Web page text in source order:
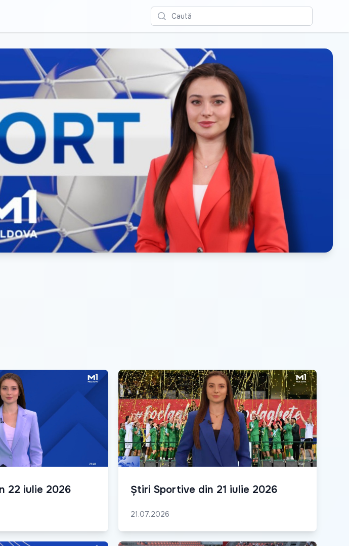
Caută
22 iulie 2026 Știri Sportive din 21 iulie 2026
21.07.2026